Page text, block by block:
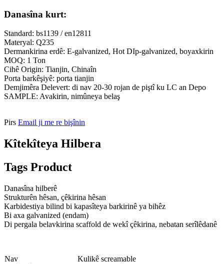
Danasîna kurt:
Standard: bs1139 / en12811
Materyal: Q235
Dermankirina erdê: E-galvanized, Hot DIp-galvanized, boyaxkirin
MOQ: 1 Ton
Cihê Origin: Tianjin, Chinaîn
Porta barkêşiyê: porta tianjin
Demjimêra Delevert: di nav 20-30 rojan de piştî ku LC an Depo
SAMPLE: Avakirin, nimûneya belaş
Pirs Email ji me re bişînin
Kîtekîteya Hilbera
Tags Product
Danasîna hilberê
Strukturên hêsan, çêkirina hêsan
Karbidestiya bilind bi kapasîteya barkirinê ya bihêz
Bi axa galvanized (endam)
Di pergala belavkirina scaffold de wekî çêkirina, nebatan serîlêdanê
Nav
Kulikê screamable